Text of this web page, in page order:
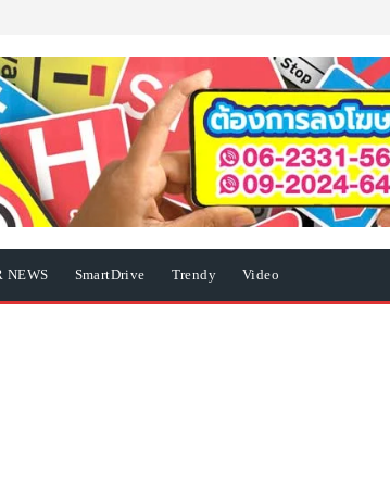
NEWS SmartDrive Trendy Video